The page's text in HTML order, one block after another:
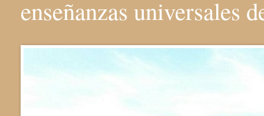
enseñanzas universales